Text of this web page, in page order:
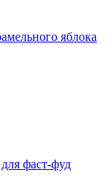
яблока
фаст-фуд